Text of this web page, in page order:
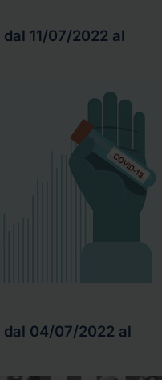
11/07/2022 al
04/07/2022 al